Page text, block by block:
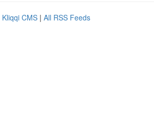
Kliqqi CMS | All RSS Feeds